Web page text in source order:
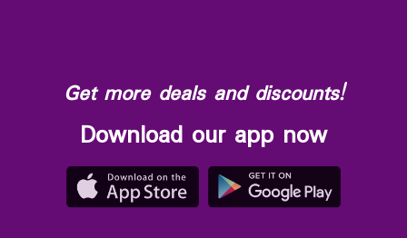
Get more deals and discounts!
Download our app now